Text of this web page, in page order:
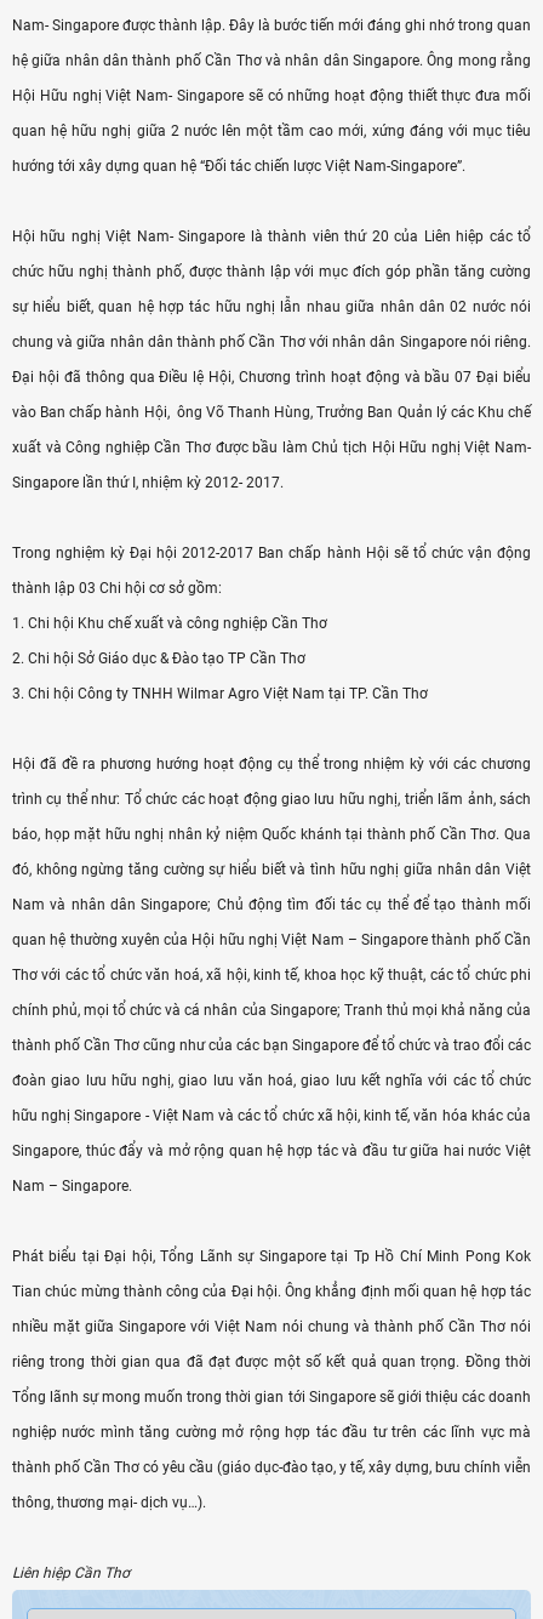
Nam- Singapore được thành lập. Đây là bước tiến mới đáng ghi nhớ trong quan
hệ giữa nhân dân thành phố Cần Thơ và nhân dân Singapore. Ông mong rằng
Hội Hữu nghị Việt Nam- Singapore sẽ có những hoạt động thiết thực đưa mối
quan hệ hữu nghị giữa 2 nước lên một tầm cao mới, xứng đáng với mục tiêu
hướng tới xây dựng quan hệ “Đối tác chiến lược Việt Nam-Singapore”.
Hội hữu nghị Việt Nam- Singapore là thành viên thứ 20 của Liên hiệp các tổ
chức hữu nghị thành phố, được thành lập với mục đích góp phần tăng cường
sự hiểu biết, quan hệ hợp tác hữu nghị lẫn nhau giữa nhân dân 02 nước nói
chung và giữa nhân dân thành phố Cần Thơ với nhân dân Singapore nói riêng.
Đại hội đã thông qua Điều lệ Hội, Chương trình hoạt động và bầu 07 Đại biểu
vào Ban chấp hành Hội, ông Võ Thanh Hùng, Trưởng Ban Quản lý các Khu chế
xuất và Công nghiệp Cần Thơ được bầu làm Chủ tịch Hội Hữu nghị Việt Nam-
Singapore lần thứ I, nhiệm kỳ 2012- 2017.
Trong nghiệm kỳ Đại hội 2012-2017 Ban chấp hành Hội sẽ tổ chức vận động
thành lập 03 Chi hội cơ sở gồm:
1. Chi hội Khu chế xuất và công nghiệp Cần Thơ
2. Chi hội Sở Giáo dục & Đào tạo TP Cần Thơ
3. Chi hội Công ty TNHH Wilmar Agro Việt Nam tại TP. Cần Thơ
Hội đã đề ra phương hướng hoạt động cụ thể trong nhiệm kỳ với các chương
trình cụ thể như: Tổ chức các hoạt động giao lưu hữu nghị, triển lãm ảnh, sách
báo, họp mặt hữu nghị nhân kỷ niệm Quốc khánh tại thành phố Cần Thơ. Qua
đó, không ngừng tăng cường sự hiểu biết và tình hữu nghị giữa nhân dân Việt
Nam và nhân dân Singapore; Chủ động tìm đối tác cụ thể để tạo thành mối
quan hệ thường xuyên của Hội hữu nghị Việt Nam – Singapore thành phố Cần
Thơ với các tổ chức văn hoá, xã hội, kinh tế, khoa học kỹ thuật, các tổ chức phi
chính phủ, mọi tổ chức và cá nhân của Singapore; Tranh thủ mọi khả năng của
thành phố Cần Thơ cũng như của các bạn Singapore để tổ chức và trao đổi các
đoàn giao lưu hữu nghị, giao lưu văn hoá, giao lưu kết nghĩa với các tổ chức
hữu nghị Singapore - Việt Nam và các tổ chức xã hội, kinh tế, văn hóa khác của
Singapore, thúc đẩy và mở rộng quan hệ hợp tác và đầu tư giữa hai nước Việt
Nam – Singapore.
Phát biểu tại Đại hội, Tổng Lãnh sự Singapore tại Tp Hồ Chí Minh Pong Kok
Tian chúc mừng thành công của Đại hội. Ông khẳng định mối quan hệ hợp tác
nhiều mặt giữa Singapore với Việt Nam nói chung và thành phố Cần Thơ nói
riêng trong thời gian qua đã đạt được một số kết quả quan trọng. Đồng thời
Tổng lãnh sự mong muốn trong thời gian tới Singapore sẽ giới thiệu các doanh
nghiệp nước mình tăng cường mở rộng hợp tác đầu tư trên các lĩnh vực mà
thành phố Cần Thơ có yêu cầu (giáo dục-đào tạo, y tế, xây dựng, bưu chính viễn
thông, thương mại- dịch vụ…).
Liên hiệp Cần Thơ